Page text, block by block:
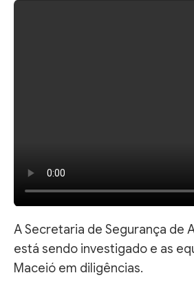
A Secretaria de Segurança de
está sendo investigado e as
Maceió em diligências.